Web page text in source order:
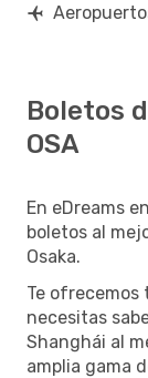
Boletos
OSA
En eDreams
boletos al
Osaka.
Te
necesitas
Shanghái al
amplia gama